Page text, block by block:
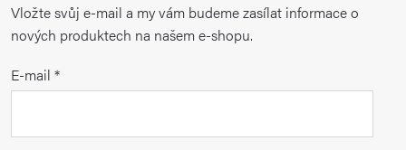
Vložte svůj e-mail a my vám budeme zasílat informace o
nových produktech na našem e-shopu.
E-mail